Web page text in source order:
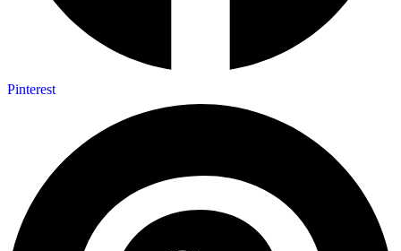
Pinterest